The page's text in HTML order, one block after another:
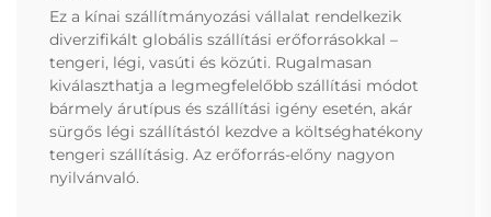
Ez a kínai szállítmányozási vállalat rendelkezik
diverzifikált globális szállítási erőforrásokkal –
tengeri, légi, vasúti és közúti. Rugalmasan
kiválaszthatja a legmegfelelőbb szállítási módot
bármely árutípus és szállítási igény esetén, akár
sürgős légi szállítástól kezdve a költséghatékony
tengeri szállításig. Az erőforrás-előny nagyon
nyilvánvaló.